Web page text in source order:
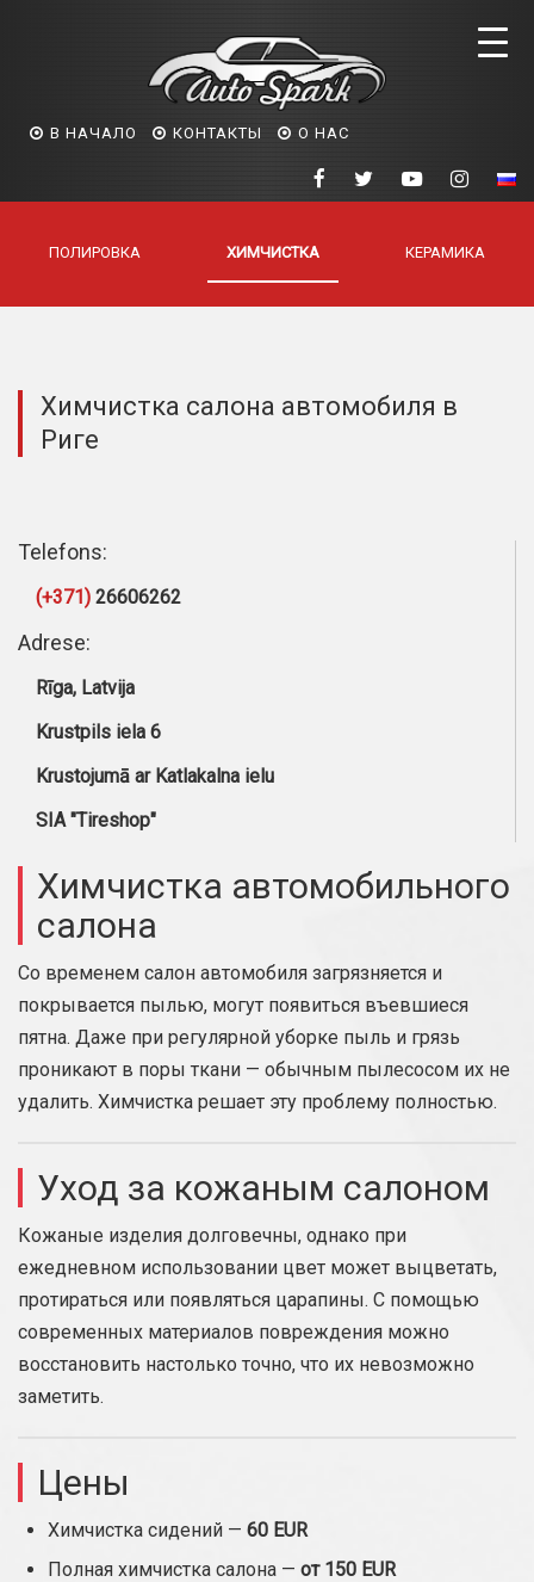
В НАЧАЛО КОНТАКТЫ О НАС
ПОЛИРОВКА ХИМЧИСТКА КЕРАМИКА
Химчистка салона автомобиля в
Риге
Telefons:
(+371) 26606262
Adrese:
Rīga, Latvija
Krustpils iela 6
Krustojumā ar Katlakalna ielu
SIA "Tireshop"
Химчистка автомобильного
салона
Со временем салон автомобиля загрязняется и
покрывается пылью, могут появиться въевшиеся
пятна. Даже при регулярной уборке пыль и грязь
проникают в поры ткани — обычным пылесосом их не
удалить. Химчистка решает эту проблему полностью.
Уход за кожаным салоном
Кожаные изделия долговечны, однако при
ежедневном использовании цвет может выцветать,
протираться или появляться царапины. С помощью
современных материалов повреждения можно
восстановить настолько точно, что их невозможно
заметить.
Цены
Химчистка сидений — 60 EUR
Полная химчистка салона — от 150 EUR